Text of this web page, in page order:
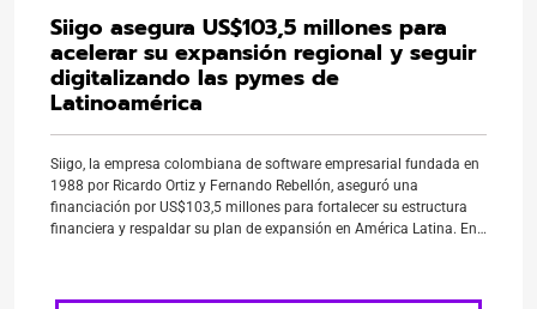
Siigo asegura US$103,5 millones para
acelerar su expansión regional y seguir
digitalizando las pymes de
Latinoamérica
Siigo, la empresa colombiana de software empresarial fundada en
1988 por Ricardo Ortiz y Fernando Rebellón, aseguró una
financiación por US$103,5 millones para fortalecer su estructura
financiera y respaldar su plan de expansión en América Latina. En